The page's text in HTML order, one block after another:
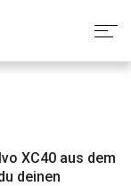
XC40 aus dem
deinen